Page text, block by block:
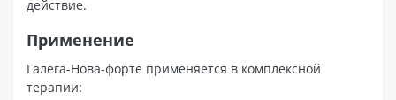
действиe.
Применение
Галега-Нова-форте применяется в комплексной
терапии: